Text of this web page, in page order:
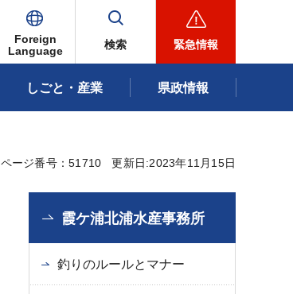
Foreign
Language
検索 緊急情報
しごと・産業 県政情報
ページ番号：51710 更新日:2023年11月15日
霞ケ浦北浦水産事務所
釣りのルールとマナー